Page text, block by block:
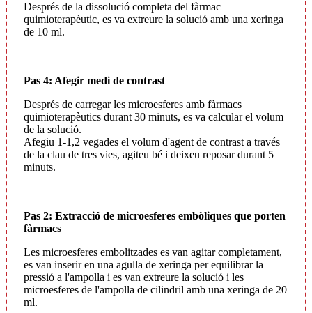
Després de la dissolució completa del fàrmac
quimioterapèutic, es va extreure la solució amb una xeringa
de 10 ml.
Pas 4: Afegir medi de contrast
Després de carregar les microesferes amb fàrmacs
quimioterapèutics durant 30 minuts, es va calcular el volum
de la solució.
Afegiu 1-1,2 vegades el volum d'agent de contrast a través
de la clau de tres vies, agiteu bé i deixeu reposar durant 5
minuts.
Pas 2: Extracció de microesferes embòliques que porten
fàrmacs
Les microesferes embolitzades es van agitar completament,
es van inserir en una agulla de xeringa per equilibrar la
pressió a l'ampolla i es van extreure la solució i les
microesferes de l'ampolla de cilindril amb una xeringa de 20
ml.